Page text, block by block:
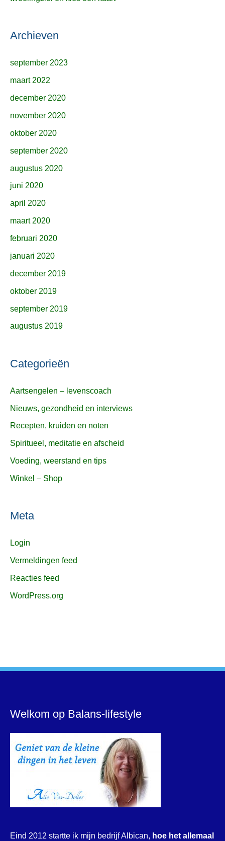
Archieven
september 2023
maart 2022
december 2020
november 2020
oktober 2020
september 2020
augustus 2020
juni 2020
april 2020
maart 2020
februari 2020
januari 2020
december 2019
oktober 2019
september 2019
augustus 2019
Categorieën
Aartsengelen – levenscoach
Nieuws, gezondheid en interviews
Recepten, kruiden en noten
Spiritueel, meditatie en afscheid
Voeding, weerstand en tips
Winkel – Shop
Meta
Login
Vermeldingen feed
Reacties feed
WordPress.org
Welkom op Balans-lifestyle
Eind 2012 startte ik mijn bedrijf Albican, hoe het allemaal